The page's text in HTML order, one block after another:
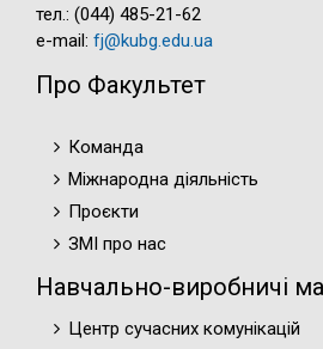
тел.: (044) 485-21-62
e-mail: fj@kubg.edu.ua
Про Факультет
Команда
Міжнародна діяльність
Проєкти
ЗМІ про нас
Навчально-виробничі
Центр сучасних комунікацій